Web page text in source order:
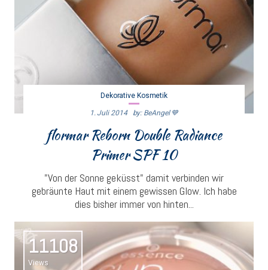
Dekorative Kosmetik
1. Juli 2014 By: BeAngel 💙
flormar Reborn Double Radiance
Primer SPF 10
"Von der Sonne geküsst" damit verbinden wir
gebräunte Haut mit einem gewissen Glow. Ich habe
dies bisher immer von hinten...
11108
Views